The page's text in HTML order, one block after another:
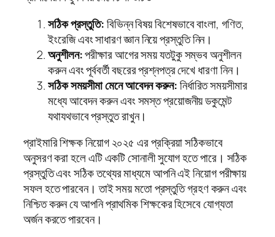
সঠিক প্রস্তুতি:বিভিন্ন বিষয় বিশেষভাবে বাংলা, গণিত,
ইংরেজি এবং সাধারণ জ্ঞান নিয়ে প্রস্তুতি নিন।
অনুশীলন:পরীক্ষার আগের সময় যতটুকু সম্ভব অনুশীলন
করুন এবং পূর্ববর্তী বছরের প্রশ্নপত্র দেখে ধারণা নিন।
সঠিক সময়সীমা মেনে আবেদন করুন:নির্ধারিত সময়সীমার
মধ্যে আবেদন করুন এবং সমস্ত প্রয়োজনীয় ডকুমেন্ট
যথাযথভাবে প্রস্তুত রাখুন।
প্রাইমারি শিক্ষক নিয়োগ ২০২৫ এর প্রক্রিয়া সঠিকভাবে
অনুসরণ করা হলে এটি একটি সোনালী সুযোগ হতে পারে। সঠিক
প্রস্তুতি এবং সঠিক তথ্যের মাধ্যমে আপনি এই নিয়োগ পরীক্ষায়
সফল হতে পারবেন। তাই সময় মতো প্রস্তুতি গ্রহণ করুন এবং
নিশ্চিত করুন যে আপনি প্রাথমিক শিক্ষকের হিসেবে যোগ্যতা
অর্জন করতে পারবেন।